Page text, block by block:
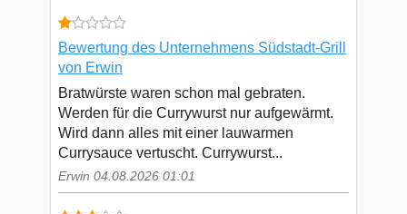
Bewertung des Unternehmens Südstadt-Grill
von Erwin
Bratwürste waren schon mal gebraten.
Werden für die Currywurst nur aufgewärmt.
Wird dann alles mit einer lauwarmen
Currysauce vertuscht. Currywurst...
Erwin 04.08.2026 01:01